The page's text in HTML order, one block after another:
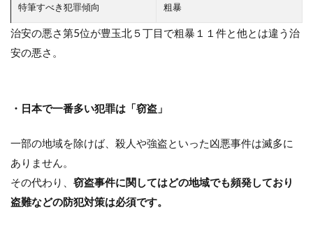
特筆すべき犯罪傾向 粗暴
治安の悪さ第5位が豊玉北５丁目で粗暴１１件と他とは違う治
安の悪さ。
・日本で一番多い犯罪は「窃盗」
一部の地域を除けば、殺人や強盗といった凶悪事件は滅多に
ありません。
その代わり、 窃盗事件に関してはどの地域でも頻発しており
盗難などの防犯対策は必須です。